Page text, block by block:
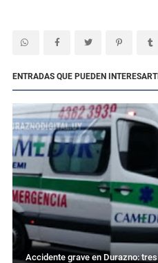
ENTRADAS QUE PUEDEN
Accidente grave en Durazno: